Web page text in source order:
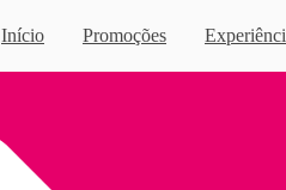
Início Promoções